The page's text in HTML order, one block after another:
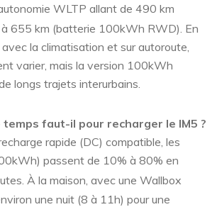
WLTP allant de 490 km
655 km (batterie 100kWh RWD). En
la climatisation et sur autoroute,
varier, mais la version 100kWh
longs trajets interurbains.
temps faut-il pour recharger le IM5 ?
rapide (DC) compatible, les
passent de 10% à 80% en
. À la maison, avec une Wallbox
une nuit (8 à 11h) pour une